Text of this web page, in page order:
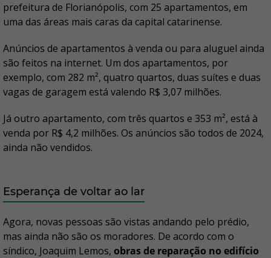
prefeitura de Florianópolis, com 25 apartamentos, em
uma das áreas mais caras da capital catarinense.
Anúncios de apartamentos à venda ou para aluguel ainda
são feitos na internet. Um dos apartamentos, por
exemplo, com 282 m², quatro quartos, duas suítes e duas
vagas de garagem está valendo R$ 3,07 milhões.
Já outro apartamento, com três quartos e 353 m², está à
venda por R$ 4,2 milhões. Os anúncios são todos de 2024,
ainda não vendidos.
Esperança de voltar ao lar
Agora, novas pessoas são vistas andando pelo prédio,
mas ainda não são os moradores. De acordo com o
síndico, Joaquim Lemos, obras de reparação no edifício